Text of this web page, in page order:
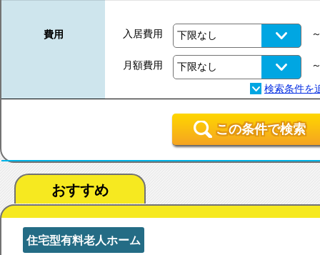
費用 入居費用
月額費用
この条件で検索
おすすめ
住宅型有料老人ホーム